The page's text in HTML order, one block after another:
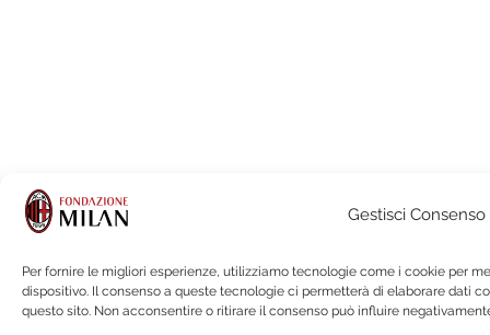
Gestisci Consenso
Per fornire le migliori esperienze, utilizziamo tecnologie come i cookie per
dispositivo. Il consenso a queste tecnologie ci permetterà di elaborare dati
questo sito. Non acconsentire o ritirare il consenso può influire